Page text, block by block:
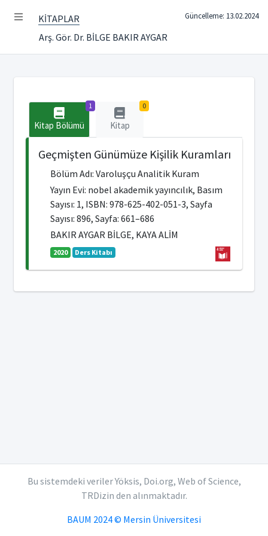
KİTAPLAR
Arş. Gör. Dr. BİLGE BAKIR AYGAR
Güncelleme: 13.02.2024
1
Kitap Bölümü
0
Kitap
Geçmişten Günümüze Kişilik Kuramları
Bölüm Adı: Varoluşçu Analitik Kuram
Yayın Evi: nobel akademik yayıncılık, Basım
Sayısı: 1, ISBN: 978-625-402-051-3, Sayfa
Sayısı: 896, Sayfa: 661–686
BAKIR AYGAR BİLGE, KAYA ALİM
2020 Ders Kitabı
Bu sistemdeki veriler Yöksis, Doi.org, Web of Science,
TRDizin den alınmaktadır.
BAUM 2024 © Mersin Üniversitesi